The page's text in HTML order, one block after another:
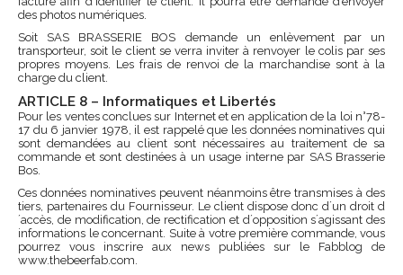
des photos numériques.
Soit SAS BRASSERIE BOS demande un enlèvement par un
transporteur, soit le client se verra inviter à renvoyer le colis par ses
propres moyens. Les frais de renvoi de la marchandise sont à la
charge du client.
ARTICLE 8 – Informatiques et Libertés
Pour les ventes conclues sur Internet et en application de la loi n°78-
17 du 6 janvier 1978, il est rappelé que les données nominatives qui
sont demandées au client sont nécessaires au traitement de sa
commande et sont destinées à un usage interne par SAS Brasserie
Bos.
Ces données nominatives peuvent néanmoins être transmises à des
tiers, partenaires du Fournisseur. Le client dispose donc d´un droit d
´accès, de modification, de rectification et d´opposition s´agissant des
informations le concernant. Suite à votre première commande, vous
pourrez vous inscrire aux news publiées sur le Fabblog de
www.thebeerfab.com.